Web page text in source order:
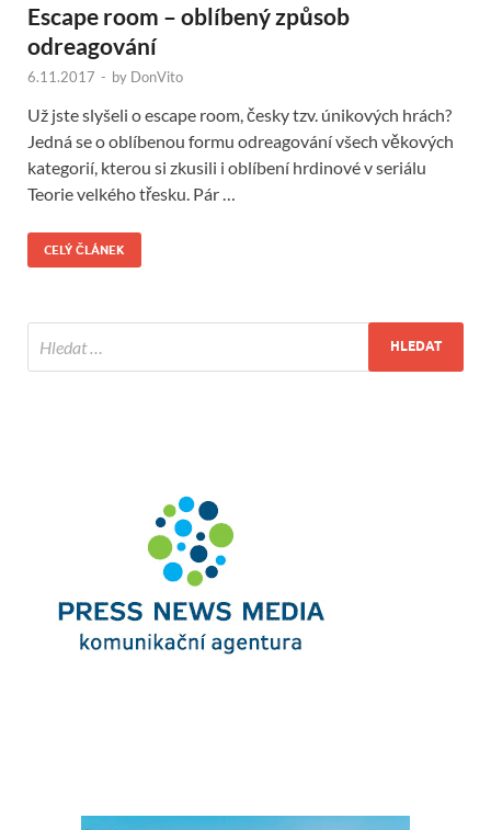
Escape room – oblíbený způsob
odreagování
6.11.2017 - by DonVito
Už jste slyšeli o escape room, česky tzv. únikových hrách?
Jedná se o oblíbenou formu odreagování všech věkových
kategorií, kterou si zkusili i oblíbení hrdinové v seriálu
Teorie velkého třesku. Pár …
CELÝ ČLÁNEK